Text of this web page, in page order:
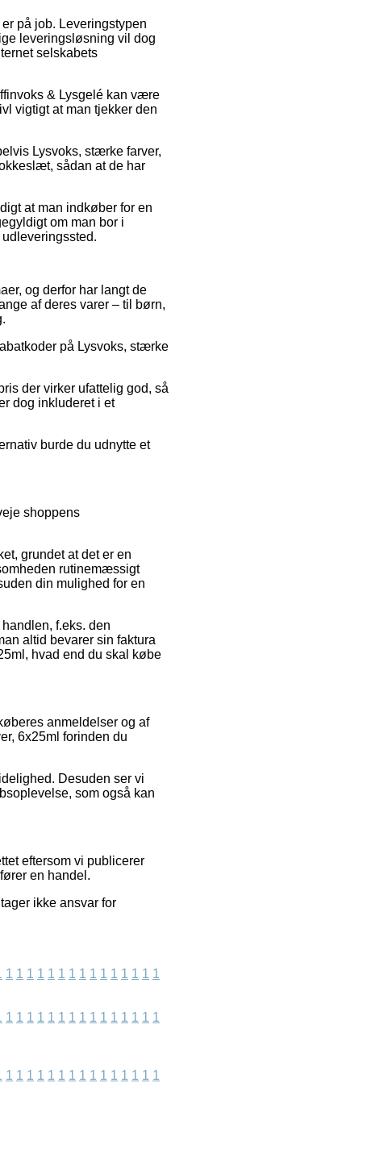
på job. Leveringstypen
leveringsløsning vil dog
selskabets
& Lysgelé kan være
vigtigt at man tjekker den
Lysvoks, stærke farver,
sådan at de har
at man indkøber for en
om man bor i
og derfor har langt de
af deres varer – til børn,
på Lysvoks, stærke
der virker ufattelig god, så
dog inkluderet i et
burde du udnytte et
shoppens
grundet at det er en
rutinemæssigt
din mulighed for en
f.eks. den
altid bevarer sin faktura
hvad end du skal købe
anmeldelser og af
6x25ml forinden du
Desuden ser vi
som også kan
eftersom vi publicerer
en handel.
ikke ansvar for
1 1 1 1 1 1 1 1 1 1 1 1 1 1 1
1 1 1 1 1 1 1 1 1 1 1 1 1 1 1
1 1 1 1 1 1 1 1 1 1 1 1 1 1 1